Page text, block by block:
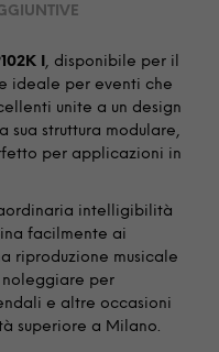
I, disponibile per il
ideale per eventi che
unite a un design
sua struttura modulare,
per applicazioni in
intelligibilità
facilmente ai
riproduzione musicale
per
e altre occasioni
superiore a Milano.